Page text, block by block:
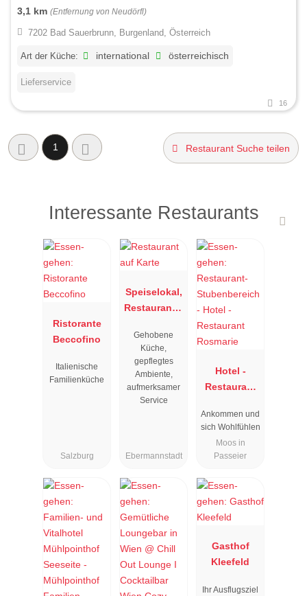
3,1 km (Entfernung von Neudörfl)
7202 Bad Sauerbrunn, Burgenland, Österreich
Art der Küche: international österreichisch
Lieferservice
16
1 Restaurant Suche teilen
Interessante Restaurants
Ristorante
Beccofino
Italienische
Familienküche
Salzburg
Speiselokal,
Restaurant "
"
Gehobene
Küche,
gepflegtes
Ambiente,
aufmerksamer
Service
Ebermannstadt
Hotel -
Restaurant
Ankommen und
sich Wohlfühlen
Moos in
Passeier
Gasthof
Kleefeld
Ihr Ausflugsziel